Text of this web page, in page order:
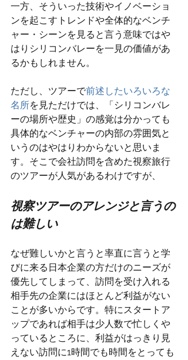
一方、そういった技術やイノベーショ
ンを起こすトレンドや全体的なベンチ
ャー・シーンを見ると言う意味ではや
はりシリコンバレーを一見の価値があ
るかもしれません。
ただし、ツアーで前述したいろいろな
名所を見ただけでは、「シリコンバレ
ーの場所や歴史」の感覚は分かっても
具体的なベンチャーの内部の雰囲気と
いうのはやはりわからないと思いま
す。そこで会社訪問を含めた視察旅行
のツアーが人気があるわけですが、
視察ツアーのアレンジと言うの
は難しい
なぜ難しいかと言うと率直に言うと学
びに来る日本企業の方だけのニーズが
優先してしまって、訪問を受け入れる
相手先の企業にはほとんど利益がない
ことが多いからです。特にスタートア
ップであれば相手は少人数で忙しくや
っているところに、利益がはっきり見
えない訪問に1時間でも時間をとっても